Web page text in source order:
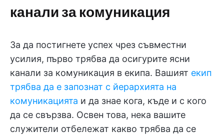
канали за комуникация
За да постигнете успех чрез съвместни
усилия, първо трябва да осигурите ясни
канали за комуникация в екипа. Вашият екип
трябва да е запознат с йерархията на
комуникацията и да знае кога, къде и с кого
да се свързва. Освен това, нека вашите
служители отбележат какво трябва да се